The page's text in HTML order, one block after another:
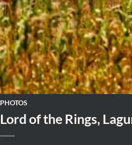
PHOTOS
Lord of the Rings,